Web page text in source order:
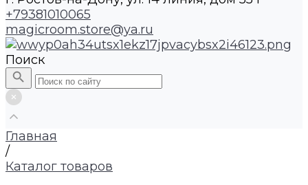
+79381010065
magicroom.store@ya.ru
Поиск
Главная
/
Каталог товаров